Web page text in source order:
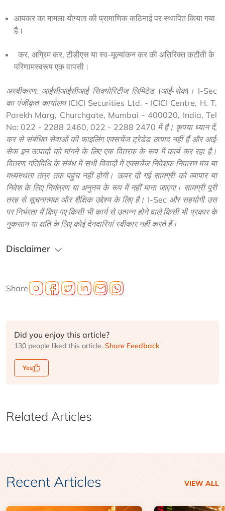
आयकर का मामला योग्यता की प्रामाणिक कठिनाई पर स्थापित किया गया
है।
कर, अग्रिम कर, टीडीएस या स्व-मूल्यांकन कर की अतिरिक्त कटौती के
परिणामस्वरूप एक वापसी।
अस्वीकरण: आईसीआईसीआई सिक्योरिटीज लिमिटेड (आई-सेक)। I-Sec
का पंजीकृत कार्यालय ICICI Securities Ltd. - ICICI Centre, H. T.
Parekh Marg, Churchgate, Mumbai - 400020, India, Tel
No: 022 - 2288 2460, 022 - 2288 2470 में है। कृपया ध्यान दें,
कर से संबंधित सेवाओं की फाइलिंग एक्सचेंज ट्रेडेड उत्पाद नहीं हैं और आई-
सेक इन उत्पादों को मांगने के लिए एक वितरक के रूप में कार्य कर रहा है।
वितरण गतिविधि के संबंध में सभी विवादों में एक्सचेंज निवेशक निवारण मंच या
मध्यस्थता तंत्र तक पहुंच नहीं होगी। ऊपर दी गई सामग्री को व्यापार या
निवेश के लिए निमंत्रण या अनुनय के रूप में नहीं माना जाएगा। सामग्री पूरी
तरह से सूचनात्मक और शैक्षिक उद्देश्य के लिए है। I-Sec और सहयोगी उस
पर निर्भरता में किए गए किसी भी कार्य से उत्पन्न होने वाले किसी भी प्रकार के
नुकसान या क्षति के लिए कोई देनदारियां स्वीकार नहीं करते हैं।
Disclaimer
Share
Did you enjoy this article?
130 people liked this article. Share Feedback
Yes
Related Articles
Recent Articles VIEW ALL